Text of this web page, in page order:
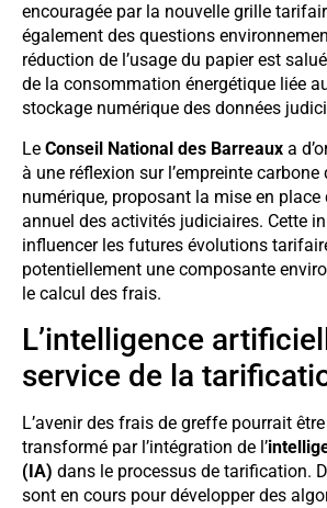
encouragée par la nouvelle grille
également des questions
réduction de l’usage du papier est
de la consommation énergétique liée
stockage numérique des données
Le Conseil National des Barreaux a
à une réflexion sur l’empreinte carbone
numérique, proposant la mise en place
annuel des activités judiciaires. Cette
influencer les futures évolutions
potentiellement une composante
le calcul des frais.
L’intelligence
service de la
L’avenir des frais de greffe pourrait
transformé par l’intégration de l’
(IA) dans le processus de tarification.
sont en cours pour développer des